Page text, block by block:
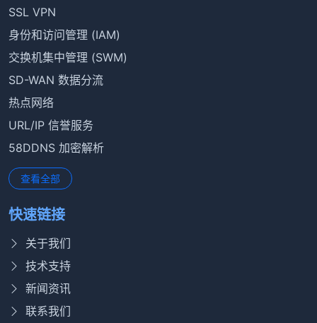
SSL VPN
身份和访问管理 (IAM)
交换机集中管理 (SWM)
SD-WAN 数据分流
热点网络
URL/IP 信誉服务
58DDNS 加密解析
查看全部
快速链接
关于我们
技术支持
新闻资讯
联系我们